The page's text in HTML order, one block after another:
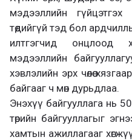
мэдээллийн
төдийгүй тэд бол
илтгэгчид онцлоод
мэдээллийн
хэвлэлийн эрх чөлөө
байгааг ч мөн дурьдлаа.
Энэхүү байгууллага нь
төрийн байгууллагыг
хамтын ажиллагааг